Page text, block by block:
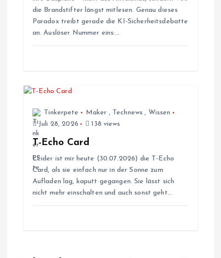
die Brandstifter längst mitlesen. Genau dieses
Paradox treibt gerade die KI-Sicherheitsdebatte
an. Auslöser Nummer eins:…
Tinkerpete Maker , Technews , Wissen
Juli 28, 2026
138 views
T-Echo Card
Leider ist mir heute (30.07.2026) die T-Echo
Card, als sie einfach nur in der Sonne zum
Aufladen lag, kaputt gegangen. Sie lässt sich
nicht mehr einschalten und auch sonst geht…